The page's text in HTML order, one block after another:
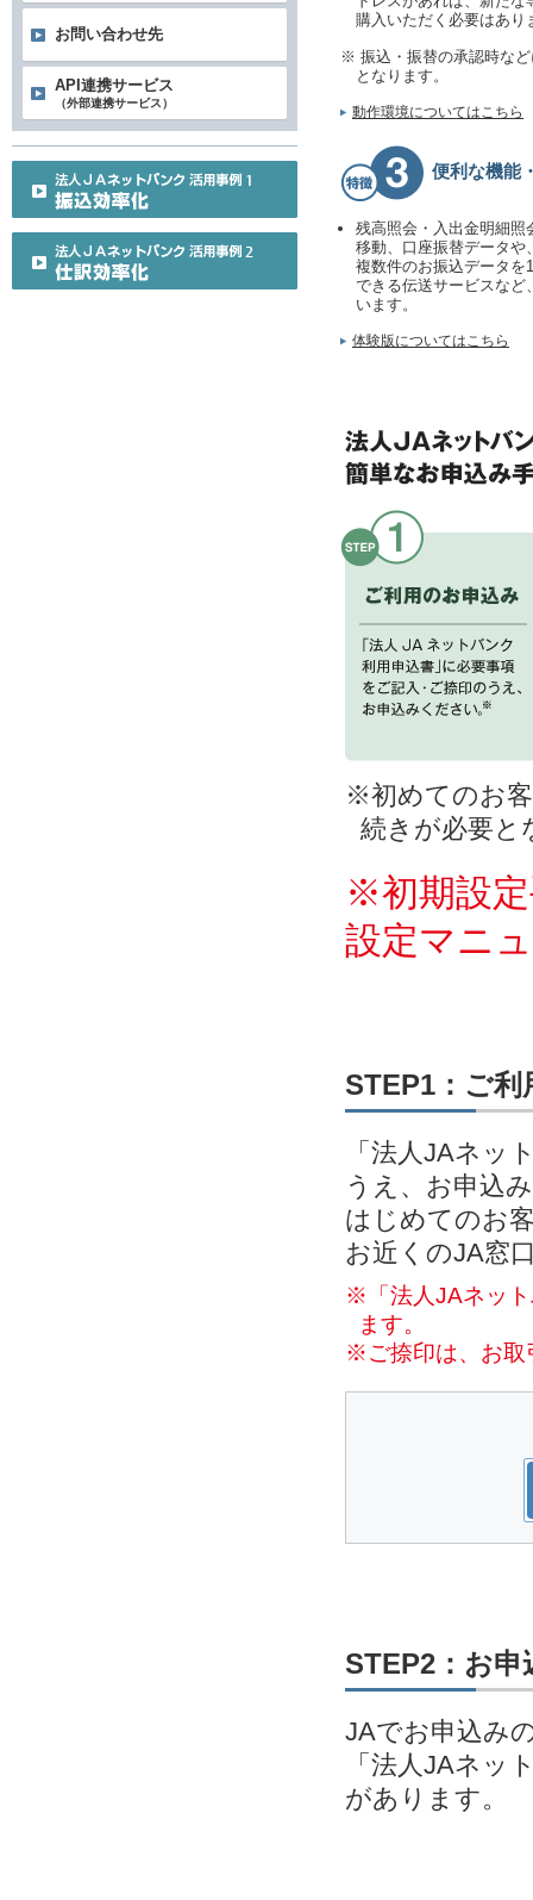
購入いただく必要はあり
※ 振込・振替の承認時な
となります。
動作環境についてはこちら
便利な機能
残高照会・入出金明細照
移動、口座振替データや
複数件のお振込データを
できる伝送サービスなど
います。
体験版についてはこちら
※初めてのお
続きが必要と
※初期設
設定マニ
STEP1：ご利
「法人JAネッ
うえ、お申込
はじめてのお
お近くのJA窓
※「法人JAネット
ます。
※ご捺印は、お取
STEP2：お申
JAでお申込み
「法人JAネッ
があります。
お問い合わせ先
API連携サービス
（外部連携サービス）